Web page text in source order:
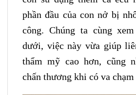
phần đầu của con nở bị
công. Chúng ta cùng
dưới, việc này vừa giúp
thẩm mỹ cao hơn, cũng
chấn thương khi có va